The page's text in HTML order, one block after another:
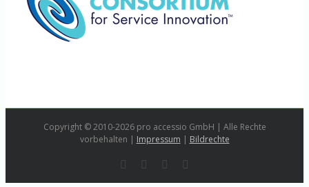
Copyright © 2010-2026 pro accessio GmbH | Alle Rechte
vorbehalten | Impressum | Bildrechte
LinkedInInstagram